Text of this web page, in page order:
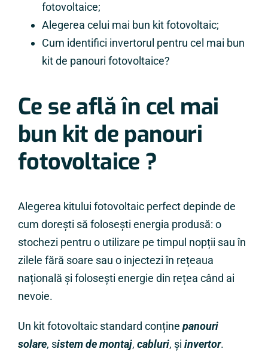
fotovoltaice;
Alegerea celui mai bun kit fotovoltaic;
Cum identifici invertorul pentru cel mai bun
kit de panouri fotovoltaice?
Ce se află în cel mai
bun kit de panouri
fotovoltaice ?
Alegerea kitului fotovoltaic perfect depinde de
cum dorești să folosești energia produsă: o
stochezi pentru o utilizare pe timpul nopții sau în
zilele fără soare sau o injectezi în rețeaua
națională și folosești energie din rețea când ai
nevoie.
Un kit fotovoltaic standard conține panouri
solare, sistem de montaj, cabluri, și invertor.